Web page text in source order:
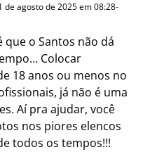
de agosto de 2025 em 08:28-
que o Santos não dá
Colocar
18 anos ou menos no
já não é uma
Aí pra ajudar, você
nos piores elencos
todos os tempos!!!